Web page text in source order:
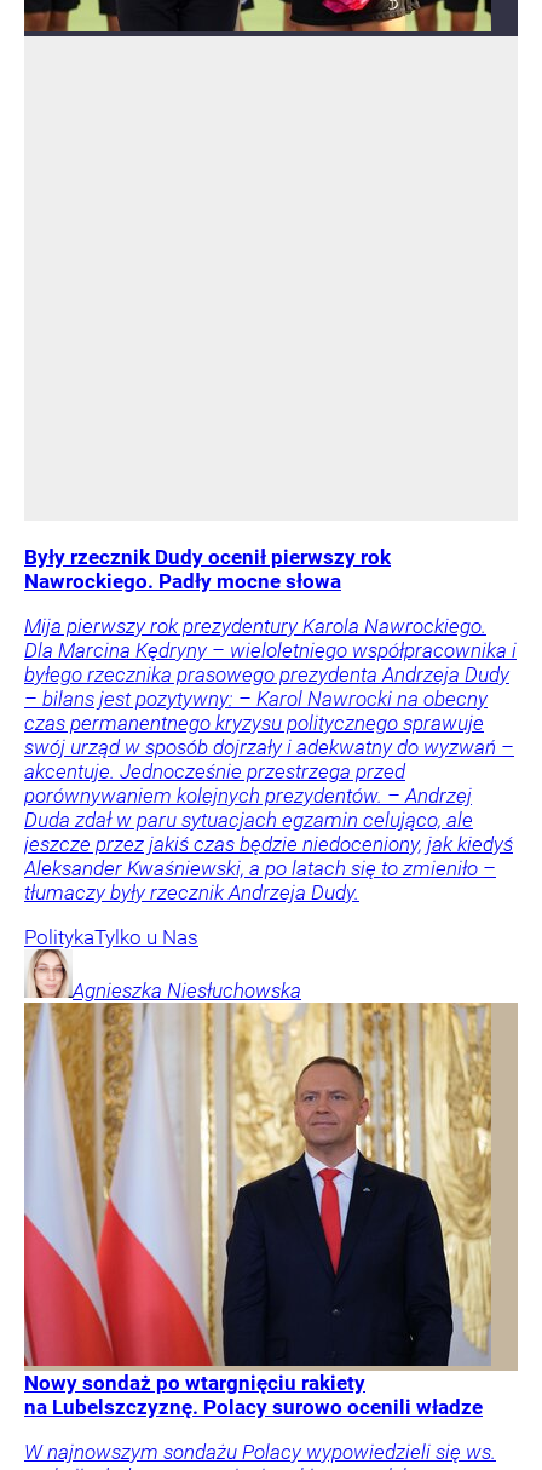
Były rzecznik Dudy ocenił pierwszy rok
Nawrockiego. Padły mocne słowa
Mija pierwszy rok prezydentury Karola Nawrockiego.
Dla Marcina Kędryny – wieloletniego współpracownika i
byłego rzecznika prasowego prezydenta Andrzeja Dudy
– bilans jest pozytywny: – Karol Nawrocki na obecny
czas permanentnego kryzysu politycznego sprawuje
swój urząd w sposób dojrzały i adekwatny do wyzwań –
akcentuje. Jednocześnie przestrzega przed
porównywaniem kolejnych prezydentów. – Andrzej
Duda zdał w paru sytuacjach egzamin celująco, ale
jeszcze przez jakiś czas będzie niedoceniony, jak kiedyś
Aleksander Kwaśniewski, a po latach się to zmieniło –
tłumaczy były rzecznik Andrzeja Dudy.
PolitykaTylko u Nas
Agnieszka Niesłuchowska
Nowy sondaż po wtargnięciu rakiety
na Lubelszczyznę. Polacy surowo ocenili władze
W najnowszym sondażu Polacy wypowiedzieli się ws.